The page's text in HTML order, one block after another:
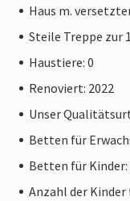
Haus m.
Steile Treppe zur
Haustiere: 0
Renoviert: 2022
Unser
Betten für
Betten für Kinder:
Anzahl der Kinder